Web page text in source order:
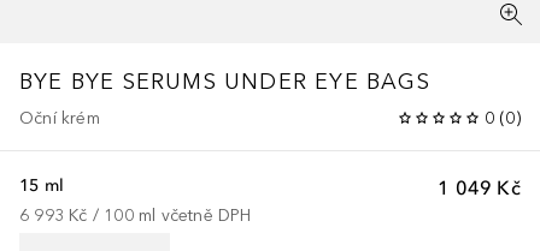
BYE BYE SERUMS UNDER EYE BAGS
Oční krém 0 (0)
1 049 Kč
15 ml
6 993 Kč / 100 ml včetně DPH